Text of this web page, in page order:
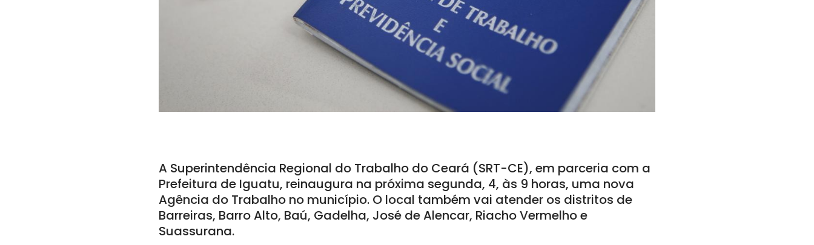
A Superintendência Regional do Trabalho do Ceará (SRT-CE), em parceria com a
Prefeitura de Iguatu, reinaugura na próxima segunda, 4, às 9 horas, uma nova
Agência do Trabalho no município. O local também vai atender os distritos de
Barreiras, Barro Alto, Baú, Gadelha, José de Alencar, Riacho Vermelho e
Suassurana.